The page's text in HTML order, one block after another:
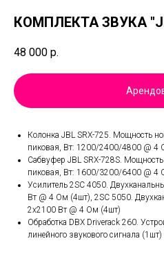
КОМПЛЕКТА ЗВУКА
48 000 р.
Колонка JBL SRX-725. Мощность
пиковая, Вт: 1200/2400/4800 @ 4
Сабвуфер JBL SRX-728S.
пиковая, Вт: 1600/3200/6400 @ 4
Усилитель 2SC 4050.
Вт @ 4 Ом (4шт), 2SC 5050.
2х2100 Вт @ 4 Ом (4шт)
Обработка DBX Driverack 260.
линейного звукового сигнала (1шт)